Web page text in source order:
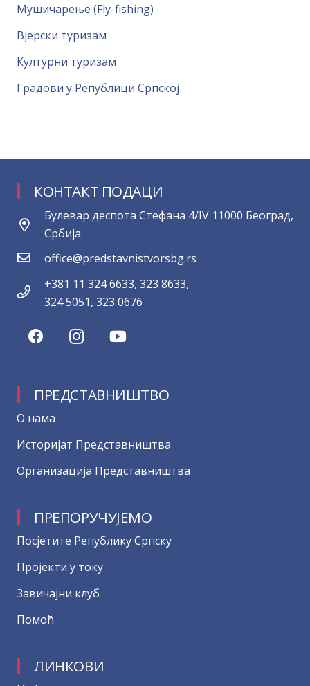
Мушичарење (Fly-fishing)
Вјерски туризам
Културни туризам
Градови у Републици Српској
КОНТАКТ ПОДАЦИ
Булевар деспота Стефана 4/IV 11000 Београд,
Србија
office@predstavnistvorsbg.rs
+381 11 324 6633, 323 8633,
324 5051, 323 0676
ПРЕДСТАВНИШТВО
О нама
Историјат Представништва
Организација Представништва
ПРЕПОРУЧУЈЕМО
Посјетите Републику Српску
Пројекти у току
Завичајни клуб
Помоћ
ЛИНКОВИ